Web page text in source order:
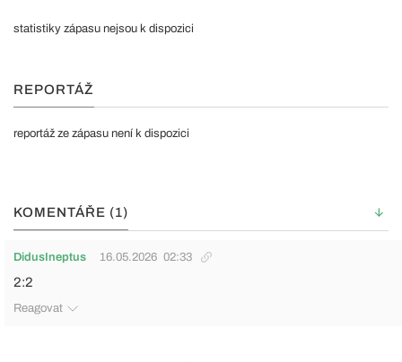
statistiky zápasu nejsou k dispozici
REPORTÁŽ
reportáž ze zápasu není k dispozici
KOMENTÁŘE (1)
DidusIneptus 16.05.2026 02:33
2:2
Reagovat